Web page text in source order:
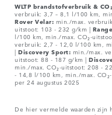
WLTP brandstofverbruik &
verbruik: 3,7 – 8,1 l/100 km,
Rover Velar: min./max.
uitstoot: 103 - 232 g/km |
l/100 km, min./max. CO₂-
verbruik: 2,7 - 12,0 l/100 km,
| Discovery Sport: min./max.
uitstoot: 88 - 187 g/km |
min./max. CO₂-uitstoot: 208 -
- 14,8 l/100 km, min./max.
per 24 augustus 2025
De hier vermelde waarden zijn